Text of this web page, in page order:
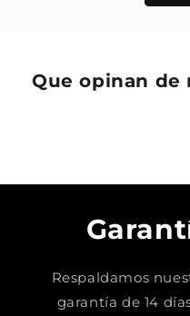
Que opinan de
Respaldamos
garantía de 14